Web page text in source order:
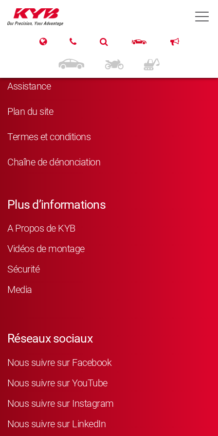
Navigation
Assistance
Plan du site
Termes et conditions
Chaîne de dénonciation
Plus d’informations
A Propos de KYB
Vidéos de montage
Sécurité
Media
Réseaux sociaux
Nous suivre sur Facebook
Nous suivre sur YouTube
Nous suivre sur Instagram
Nous suivre sur LinkedIn